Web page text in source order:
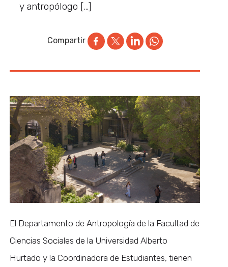
y antropólogo […]
Compartir
El Departamento de Antropología de la Facultad de
Ciencias Sociales de la Universidad Alberto
Hurtado y la Coordinadora de Estudiantes, tienen